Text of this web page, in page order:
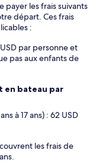
payer les frais suivants
départ. Ces frais
:
par personne et
pas aux enfants de
en bateau par
à 17 ans) : 62 USD
les frais de